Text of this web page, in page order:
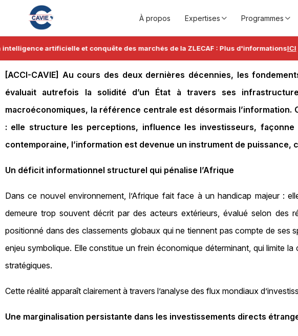
artificielle et conquête des marchés de la ZLECAF : Plus d'informationsICI
À propos Expertises Programmes
[ACCI-CAVIE] Au cours des deux dernières décennies, les
évaluait autrefois la solidité d’un État à travers ses
macroéconomiques, la référence centrale est désormais
: elle structure les perceptions, influence les investisseurs,
contemporaine, l’information est devenue un instrument de puissance,
Un déficit informationnel structurel qui pénalise l’Afrique
Dans ce nouvel environnement, l’Afrique fait face à un handicap majeur :
demeure trop souvent décrit par des acteurs extérieurs, évalué selon des
positionné dans des classements globaux qui ne tiennent pas compte de ses
enjeu symbolique. Elle constitue un frein économique déterminant, qui limite
stratégiques.
Cette réalité apparaît clairement à travers l’analyse des flux mondiaux
Une marginalisation persistante dans les investissements directs